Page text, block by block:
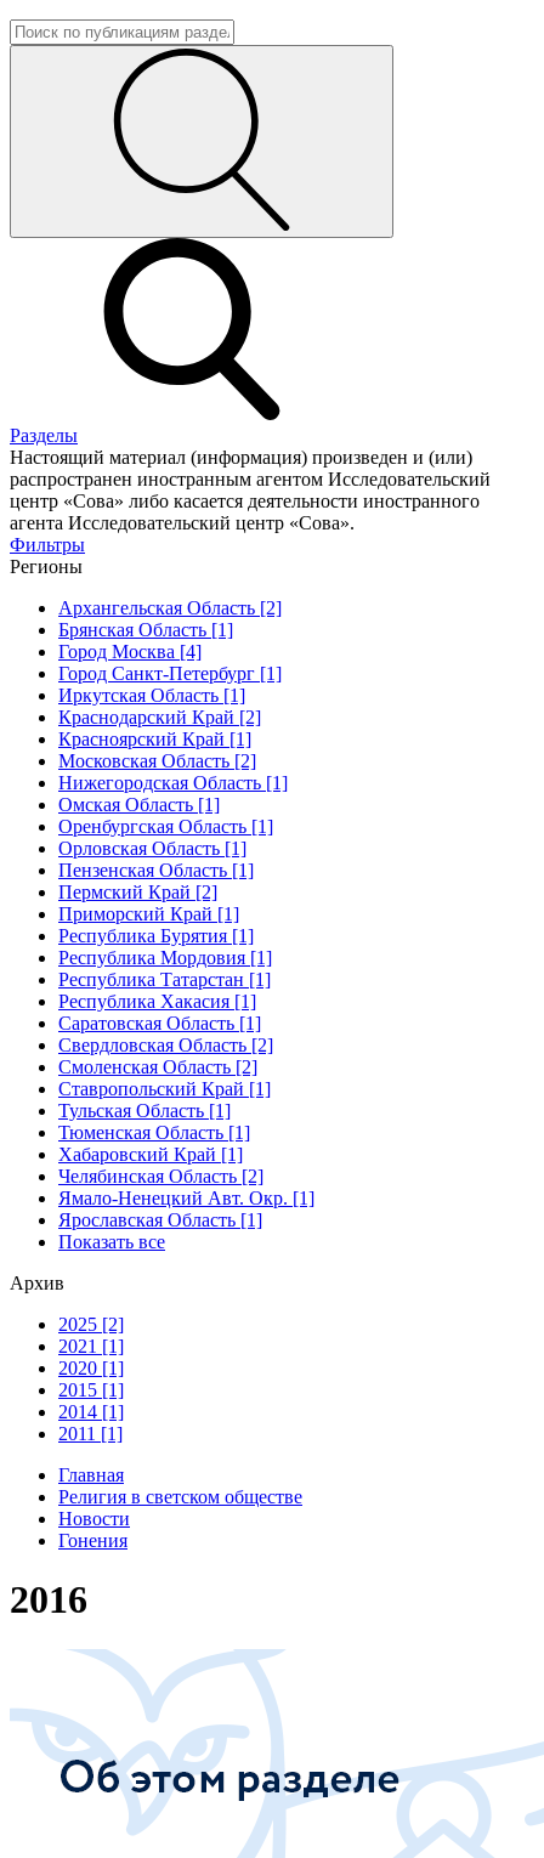
Разделы
Настоящий материал (информация) произведен и (или)
распространен иностранным агентом Исследовательский
центр «Сова» либо касается деятельности иностранного
агента Исследовательский центр «Сова».
Фильтры
Регионы
Архангельская Область [2]
Брянская Область [1]
Город Москва [4]
Город Санкт-Петербург [1]
Иркутская Область [1]
Краснодарский Край [2]
Красноярский Край [1]
Московская Область [2]
Нижегородская Область [1]
Омская Область [1]
Оренбургская Область [1]
Орловская Область [1]
Пензенская Область [1]
Пермский Край [2]
Приморский Край [1]
Республика Бурятия [1]
Республика Мордовия [1]
Республика Татарстан [1]
Республика Хакасия [1]
Саратовская Область [1]
Свердловская Область [2]
Смоленская Область [2]
Ставропольский Край [1]
Тульская Область [1]
Тюменская Область [1]
Хабаровский Край [1]
Челябинская Область [2]
Ямало-Ненецкий Авт. Окр. [1]
Ярославская Область [1]
Показать все
Архив
2025 [2]
2021 [1]
2020 [1]
2015 [1]
2014 [1]
2011 [1]
Главная
Религия в светском обществе
Новости
Гонения
2016